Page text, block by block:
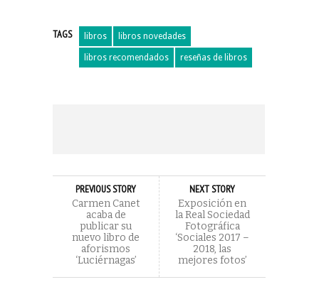
TAGS libros libros novedades
libros recomendados reseñas de libros
PREVIOUS STORY
Carmen Canet
acaba de
publicar su
nuevo libro de
aforismos
‘Luciérnagas’
NEXT STORY
Exposición en
la Real Sociedad
Fotográfica
‘Sociales 2017 –
2018, las
mejores fotos’